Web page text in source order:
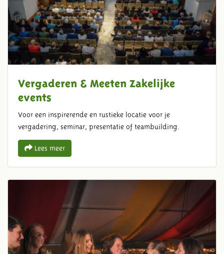
Vergaderen & Meeten Zakelijke
events
Voor een inspirerende en rustieke locatie voor je
vergadering, seminar, presentatie of teambuilding.
Lees meer